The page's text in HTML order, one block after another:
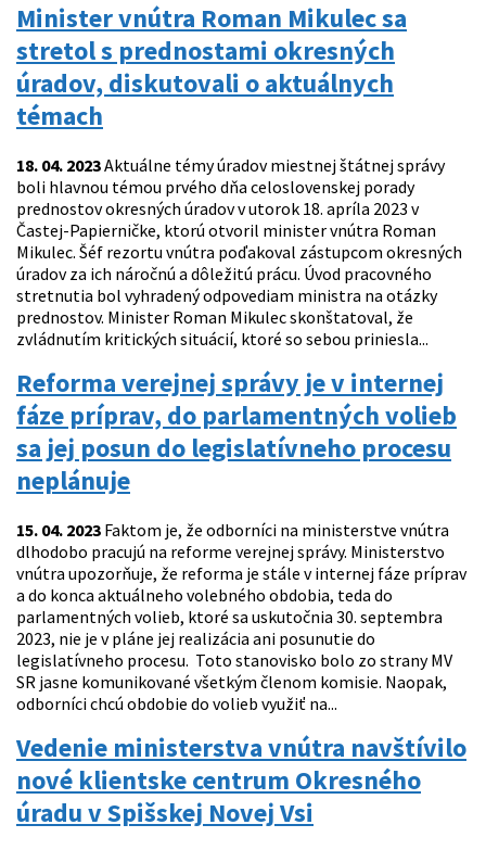
Minister vnútra Roman Mikulec sa
stretol s prednostami okresných
úradov, diskutovali o aktuálnych
témach
18. 04. 2023Aktuálne témy úradov miestnej štátnej správy
boli hlavnou témou prvého dňa celoslovenskej porady
prednostov okresných úradov v utorok 18. apríla 2023 v
Častej-Papierničke, ktorú otvoril minister vnútra Roman
Mikulec. Šéf rezortu vnútra poďakoval zástupcom okresných
úradov za ich náročnú a dôležitú prácu. Úvod pracovného
stretnutia bol vyhradený odpovediam ministra na otázky
prednostov. Minister Roman Mikulec skonštatoval, že
zvládnutím kritických situácií, ktoré so sebou priniesla...
Reforma verejnej správy je v internej
fáze príprav, do parlamentných volieb
sa jej posun do legislatívneho procesu
neplánuje
15. 04. 2023 Faktom je, že odborníci na ministerstve vnútra
dlhodobo pracujú na reforme verejnej správy. Ministerstvo
vnútra upozorňuje, že reforma je stále v internej fáze príprav
a do konca aktuálneho volebného obdobia, teda do
parlamentných volieb, ktoré sa uskutočnia 30. septembra
2023, nie je v pláne jej realizácia ani posunutie do
legislatívneho procesu. Toto stanovisko bolo zo strany MV
SR jasne komunikované všetkým členom komisie. Naopak,
odborníci chcú obdobie do volieb využiť na...
Vedenie ministerstva vnútra navštívilo
nové klientske centrum Okresného
úradu v Spišskej Novej Vsi